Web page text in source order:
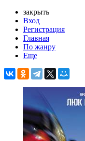
закрыть
Вход
Регистрация
Главная
По жанру
Еще